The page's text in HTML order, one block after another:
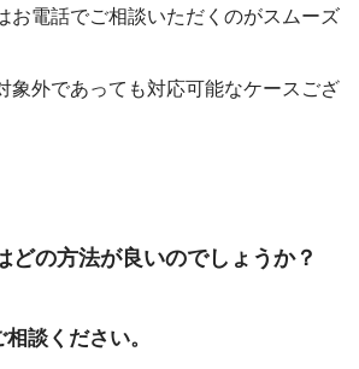
お電話でご相談いただくのがスムーズ
象外であっても対応可能なケースござ
どの方法が良いのでしょうか？
談ください。